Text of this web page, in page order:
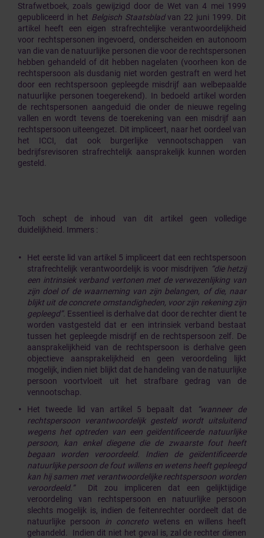
Strafwetboek, zoals gewijzigd door de Wet van 4 mei 1999
gepubliceerd in het Belgisch Staatsbladvan 22 juni 1999. Dit
artikel heeft een eigen strafrechtelijke verantwoordelijkheid
voor rechtspersonen ingevoerd, onderscheiden en autonoom
van die van de natuurlijke personen die voor de rechtspersonen
hebben gehandeld of dit hebben nagelaten (voorheen kon de
rechtspersoon als dusdanig niet worden gestraft en werd het
door een rechtspersoon gepleegde misdrijf aan welbepaalde
natuurlijke personen toegerekend). In bedoeld artikel worden
de rechtspersonen aangeduid die onder de nieuwe regeling
vallen en wordt tevens de toerekening van een misdrijf aan
rechtspersoon uiteengezet. Dit impliceert, naar het oordeel van
het ICCI, dat ook burgerlijke vennootschappen van
bedrijfsrevisoren strafrechtelijk aansprakelijk kunnen worden
gesteld.
Toch schept de inhoud van dit artikel geen volledige
duidelijkheid. Immers :
Het eerste lid van artikel 5 impliceert dat een rechtspersoon
strafrechtelijk verantwoordelijk is voor misdrijven “die hetzij
een intrinsiek verband vertonen met de verwezenlijking van
zijn doel of de waarneming van zijn belangen, of die, naar
blijkt uit de concrete omstandigheden, voor zijn rekening zijn
gepleegd”. Essentieel is derhalve dat door de rechter dient te
worden vastgesteld dat er een intrinsiek verband bestaat
tussen het gepleegde misdrijf en de rechtspersoon zelf. De
aansprakelijkheid van de rechtspersoon is derhalve geen
objectieve aansprakelijkheid en geen veroordeling lijkt
mogelijk, indien niet blijkt dat de handeling van de natuurlijke
persoon voortvloeit uit het strafbare gedrag van de
vennootschap.
Het tweede lid van artikel 5 bepaalt dat
“wanneer de
rechtspersoon verantwoordelijk gesteld wordt uitsluitend
wegens het optreden van een geïdentificeerde natuurlijke
persoon, kan enkel diegene die de zwaarste fout heeft
begaan worden veroordeeld. Indien de geïdentificeerde
natuurlijke persoon de fout willens en wetens heeft gepleegd
kan hij samen met verantwoordelijke rechtspersoon worden
veroordeeld.”
Dit zou impliceren dat een gelijktijdige
veroordeling van rechtspersoon en natuurlijke persoon
slechts mogelijk is, indien de feitenrechter oordeelt dat de
natuurlijke persoon in concreto wetens en willens heeft
gehandeld. Indien dit niet het geval is, zal de rechter dienen